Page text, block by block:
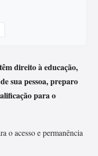
direito à educação,
sua pessoa, preparo
para o
o acesso e permanência